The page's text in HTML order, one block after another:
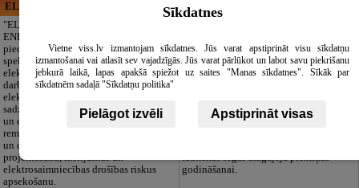
ELECTRIC ENERGY
"ELECTRIC
ENERGY Kandava"
piedāvā pilna
spektra
elektromontāžas
darbus,
elektroinstalācijas,
sadzīves tehnikas
un elektronikas
remontu, vājstrāvas
un drošības sistēmu izbūvi, kā arī
projektēšanu, mērījumus un
elektrosaimniecības drošības riskus
apsekošanu.
CĒSU APBEDĪŠANAS
PAKALPOJUMI, SIA
bez liekām raizēm.
Mēs parūpēsimies
par visu — no
dokumentu
noformēšanas līdz transportam un
tautiskās segas aizgājēja piemiņas
godināšanai.
Sīkdatnes
Vietne viss.lv izmantojam sīkdatnes. Jūs varat apstiprināt visu sīkdatņu
izmantošanai vai atlasīt sev vajadzīgās. Jūs varat pārlūkot un labot savu piekrišanu
jebkurā laikā, lapas apakšā spiežot uz saites "Manas sīkdatnes". Sīkāk par
sīkdatnēm sadaļā "Sīkdatņu politika"
Pielāgot izvēli Apstiprināt visas